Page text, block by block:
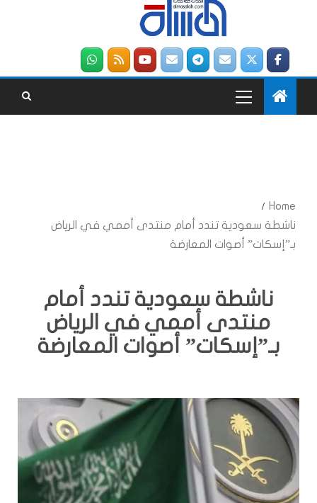
Home
ناشطة سعودية تندد أمام منتدى أممي في الرياض
بـ”إسكات” أصوات المعارضة
ناشطة سعودية تندد أمام
منتدى أممي في الرياض
بـ”إسكات” أصوات المعارضة